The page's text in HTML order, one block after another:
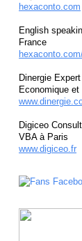
hexaconto.com
English
France
Dinergie
Economique
Digiceo
VBA à Paris
www.digiceo.fr